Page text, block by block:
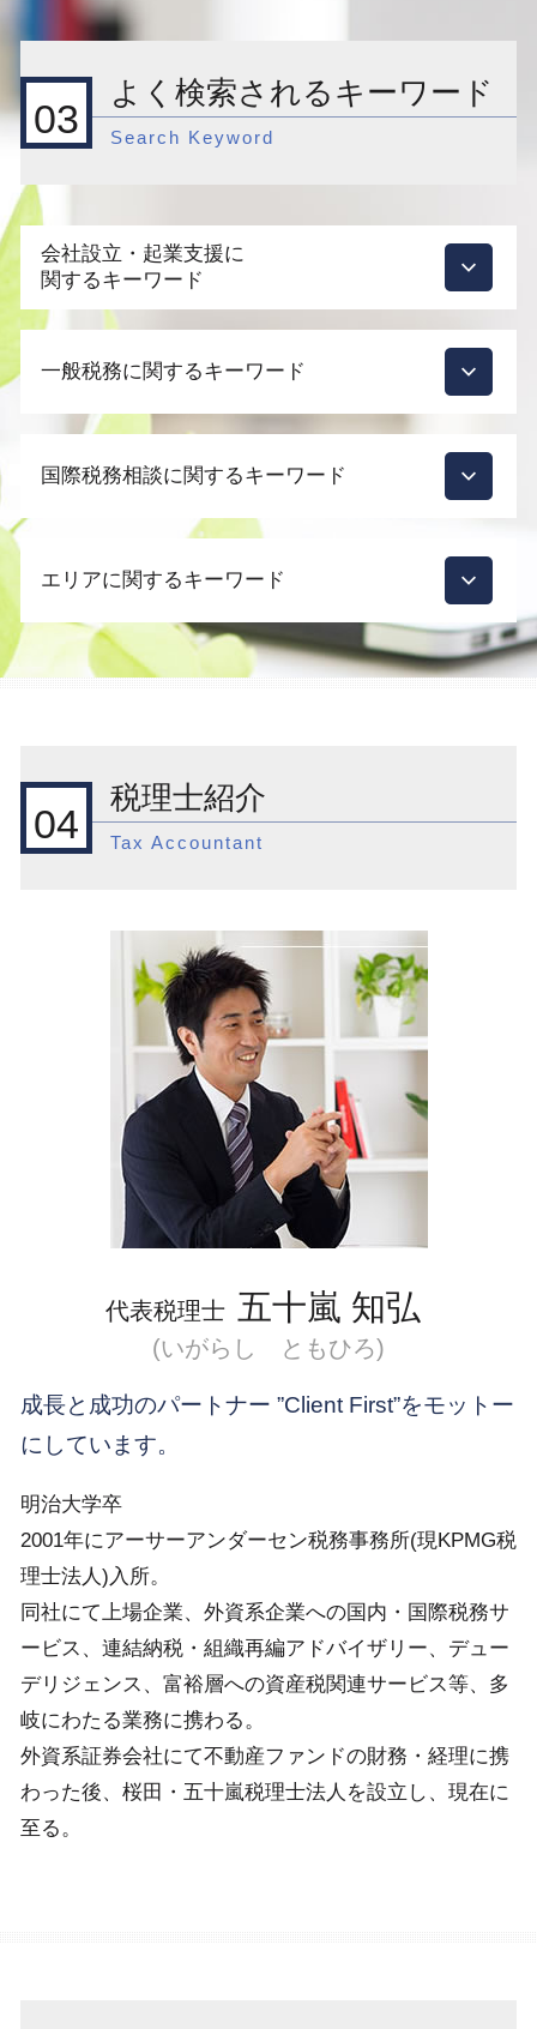
03
よく検索されるキーワード
Search Keyword
会社設立・起業支援に
関するキーワード
個人事業主 法人化
起業支援 サポート
会社設立 その後
会社設立 株式会社
会社設立 どこで
起業支援 種類
会社設立 メリット 税理士
会社設立 相談
会社設立 費用 相場
会社設立 方法
一般税務に関するキーワード
税務顧問 税理士
相続税 税務調査 何年分
税理士 相続税 相談
税理士 顧問契約 範囲
税務調査 依頼
税務調査 確率
相続 誰に相談
法人税 申告期限
顧問税理士
節税対策 法人 保険
相続 登録免許税
相続 税金対策
国際税務相談に関するキーワード
外国子会社合算税制
外国 税額 控除 ふるさと 納税
外国子会社合算税制 外国税額控除
外国 株式 控除
みなし 外国 税額 控除
国際税務 租税条約
国際税務 組織再編
外国税額控除 わかりやすく
国際税務 相談 個人
外国子会社合算税制 適用対象金額
外国子会社合算税制 租税負担割合 税額控
国際税務
租税条約 届出 英語
エリアに関するキーワード
新宿区 相続対策
目黒区 会社設立後 支援
目黒区 顧問税理士
品川区 顧問税理士
目黒区 国際税務 事前準備
品川区 起業支援
渋谷区 一般税務
品川区 国際税務 税制
品川区 税務調査
新宿区 税務調査
渋谷区 国際税務 事前準備
品川区 相続対策
渋谷区 国際税務 税制
目黒区 会社設立
目黒区 起業支援
04
税理士紹介
Tax Accountant
代表税理士 五十嵐 知弘
(いがらし ともひろ)
成長と成功のパートナー ”Client First”をモットー
にしています。
明治大学卒
2001年にアーサーアンダーセン税務事務所(現KPMG税
理士法人)入所。
同社にて上場企業、外資系企業への国内・国際税務サ
ービス、連結納税・組織再編アドバイザリー、デュー
デリジェンス、富裕層への資産税関連サービス等、多
岐にわたる業務に携わる。
外資系証券会社にて不動産ファンドの財務・経理に携
わった後、桜田・五十嵐税理士法人を設立し、現在に
至る。